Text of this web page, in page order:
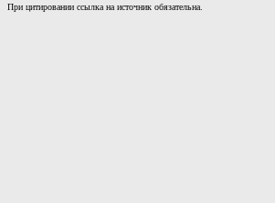
При цитировании ссылка на источник обязательна.